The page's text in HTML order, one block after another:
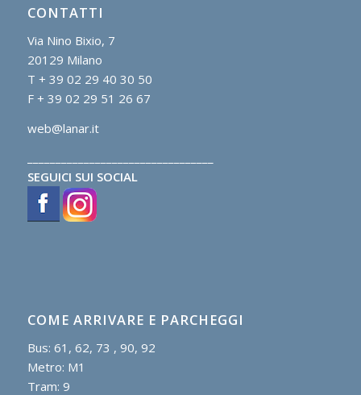
CONTATTI
Via Nino Bixio, 7
20129 Milano
T + 39 02 29 40 30 50
F + 39 02 29 51 26 67
web@lanar.it
SEGUICI SUI SOCIAL
COME ARRIVARE E PARCHEGGI
Bus: 61, 62, 73 , 90, 92
Metro: M1
Tram: 9